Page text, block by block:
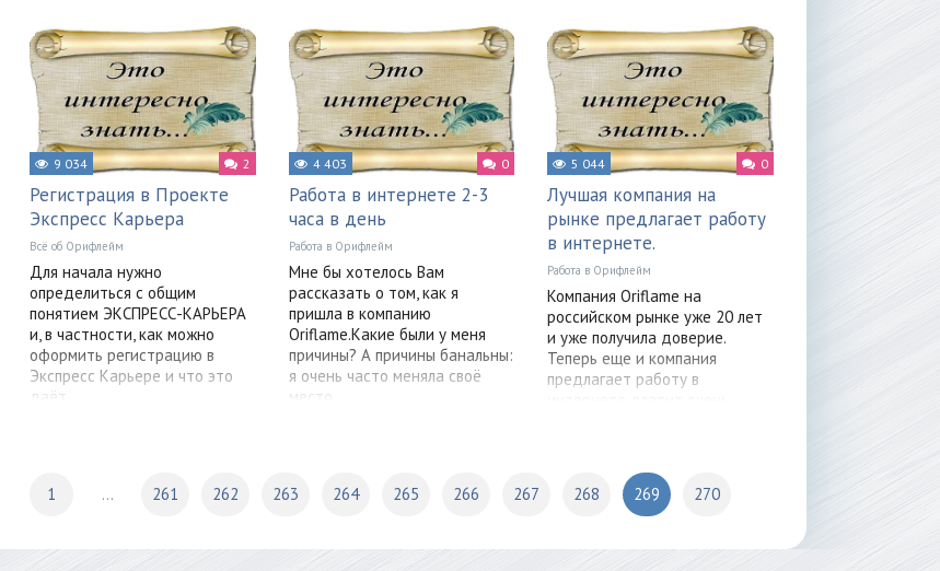
9 034 2
Регистрация в Проекте
Экспресс Карьера
Всё об Орифлейм
Для начала нужно
определиться с общим
понятием ЭКСПРЕСС-КАРЬЕРА
и, в частности, как можно
оформить регистрацию в
Экспресс Карьере и что это
даёт.
4 403 0
Работа в интернете 2-3
часа в день
Работа в Орифлейм
Мне бы хотелось Вам
рассказать о том, как я
пришла в компанию
Oriflame.Какие были у меня
причины? А причины банальны:
я очень часто меняла своё
место
5 044 0
Лучшая компания на
рынке предлагает работу
в интернете.
Работа в Орифлейм
Компания Oriflame на
российском рынке уже 20 лет
и уже получила доверие.
Теперь еще и компания
предлагает работу в
1 ... 261 262 263 264 265 266 267 268 269 270